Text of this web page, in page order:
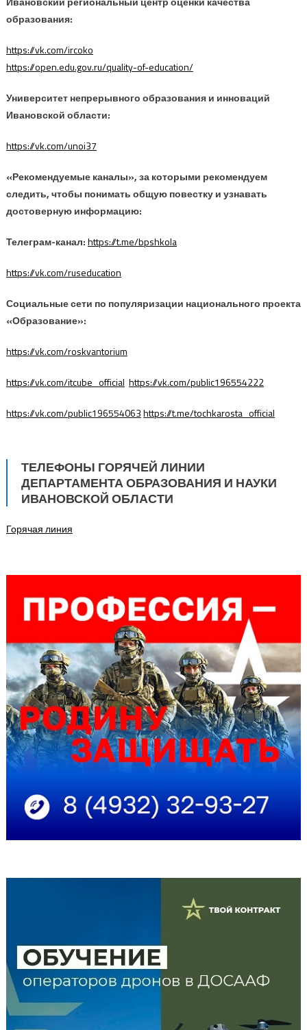
образования:
https://vk.com/ircoko
https://open.edu.gov.ru/quality-of-education/
Университет непрерывного образования и инноваций
Ивановской области:
https://vk.com/unoi37
«Рекомендуемые каналы», за которыми рекомендуем
следить, чтобы понимать общую повестку и узнавать
достоверную информацию:
Телеграм-канал:https://t.me/bpshkola
https://vk.com/ruseducation
Социальные сети по популяризации национального проекта
«Образование»:
https://vk.com/roskvantorium
https://vk.com/itcube_official https://vk.com/public196554222
https://vk.com/public196554063https://t.me/tochkarosta_official
ТЕЛЕФОНЫ ГОРЯЧЕЙ ЛИНИИ
ДЕПАРТАМЕНТА ОБРАЗОВАНИЯ И НАУКИ
ИВАНОВСКОЙ ОБЛАСТИ
Горячая линия